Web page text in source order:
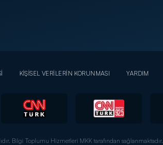
KİŞİSEL VERİLERİN KORUNMASI YARDIM
Bilgi Toplumu Hizmetleri MKK tarafından sağlanmaktadır.